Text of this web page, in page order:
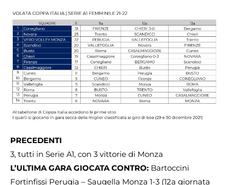
PRECEDENTI
3, tutti in Serie A1, con 3 vittorie di Monza
L’ULTIMA GARA GIOCATA CONTRO: Bartoccini
Fortinfissi Perugia – Saugella Monza 1-3 (12a giornata